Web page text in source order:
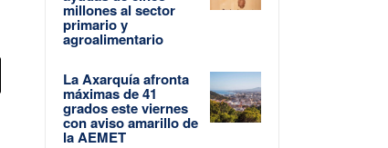
millones al sector
primario y
agroalimentario
La Axarquía afronta
máximas de 41
grados este viernes
con aviso amarillo de
la AEMET